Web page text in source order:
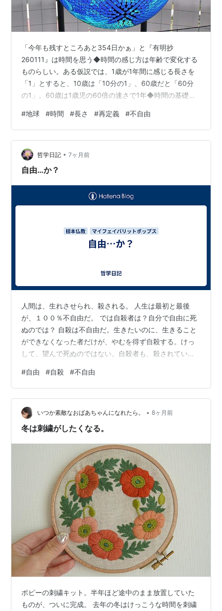
「今年も残すところあと354日かぁ」と『有明抄
260111』は時間を思う◆時間の感じ方は年齢で変化する
ものらしい。ある仮説では、1歳が1年間に感じる長さを
「1」とすると、10歳は「10分の1」、60歳だと「60分
の1」。60歳は1歳児の60倍の速さで1年◆時間の基礎単
まで正確に記録できる。ただ、最先端の科学研究にはさ
らに短い時間の計測が必要で、2030年に1秒の長さが国
際的に再定義されるという。今秋、計測方法の最終候補
が絞り込まれる◆どれだけ時間を正確にとらえることが
できても、ひとは大切な一瞬を見逃したり、実りのない
#地球 #時間 #長さ #再定義 #不自由
哲学日記 • 7ヶ月前
自由…か？
人間は、生れさせられ、殺される。 人生は最初と最後
が、１００％不自由だ。 では自殺者は？自分で自由に死
ぬのでは？ 自殺は不自由だ。生きたいのに、生きること
ができなくなった者だけが、やむを得ず自殺する。けっ
して、望んで死ぬのではない。自殺者も、殺されている
の間だけは、すなわち人生の日々だけは、なんとなく自
由だと思っているのは、すごく変なことじゃないか？
（My Favorite Songs） フィル・コリンズ「見つめて欲
しい」 Phil Collins - Against All Odds (Take a Look at
Me Now) (Fr…
#自由 #自殺 #不自由
いつか素敵なおばあちゃんになれたら。 • 8ヶ月前
冬は刺繍がしたくなる。
ポピーの刺繍キット。半年ほど途中のまま放置していた
ものが、ついに完成。 去年の冬はけっこうな時間を刺繍